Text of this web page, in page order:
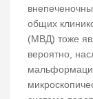
общих
(МВД) тоже
вероятно,